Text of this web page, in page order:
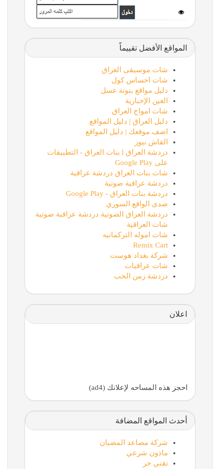
المواقع الأفضل تقييماً
شات موسيقى العراق
شات احساس كول
دليل مواقع بنوتة عسل
العين الإخبارية
شات امواج العراق
دليل العراق | دليل المواقع
اضف موقعك | دليل المواقع
القاش نيوز
دردشة العراق l بنات العراق - التطبيقات
على Google Play
شات بنات العراق دردشة عراقية
دردشة عراقية صوتية
دردشة بنات العراق - Google Play
صدى الواقع السوري
دردشة العراق الصوتية دردشة عراقية صوتية
شات العراقية
شات اموله التركمانيه
Remix Cart
شركة بغداد هوست
شات عراقيات
دردشة زمن الحب
اعلان
احجز هذه المساحه لإعلانك (ad4)
أحدث المواقع المضافة
شركة مصاعد المضيان
ماذون شرعي
تقني حر